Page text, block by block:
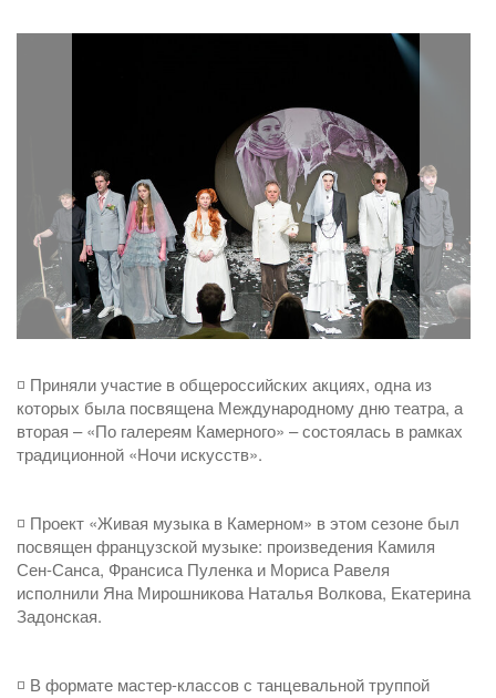
◽️ Приняли участие в общероссийских акциях, одна из
которых была посвящена Международному дню театра, а
вторая – «По галереям Камерного» – состоялась в рамках
традиционной «Ночи искусств».
◽️ Проект «Живая музыка в Камерном» в этом сезоне был
посвящен французской музыке: произведения Камиля
Сен-Санса, Франсиса Пуленка и Мориса Равеля
исполнили Яна Мирошникова Наталья Волкова, Екатерина
Задонская.
◽️ В формате мастер-классов с танцевальной труппой